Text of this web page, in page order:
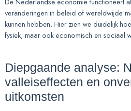
veranderingen in beleid of wereldwijde
kunnen hebben. Hier zien we duidelijk
fysiek, maar ook economisch en sociaal
Diepgaande analyse:
valleiseffecten en
uitkomsten